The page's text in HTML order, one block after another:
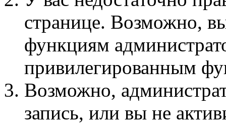
странице. Возможно,
функциям
привилегированным
Возможно,
запись, или вы не